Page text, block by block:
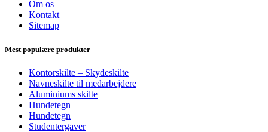
Om os
Kontakt
Sitemap
Mest populære produkter
Kontorskilte – Skydeskilte
Navneskilte til medarbejdere
Aluminiums skilte
Hundetegn
Hundetegn
Studentergaver